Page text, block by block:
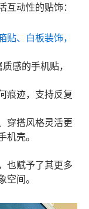
动性的贴饰：
、白板装饰，
感的手机贴，
痕迹，支持反复
穿搭风格灵活更
壳。
也赋予了其更多
间。